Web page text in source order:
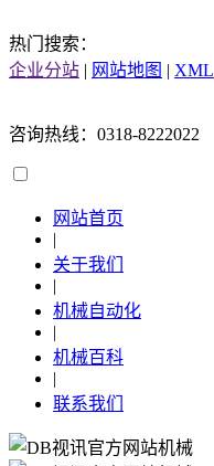
热门搜索：
企业分站 | 网站地图 | XML
咨询热线：0318-8222022
网站首页
|
关于我们
|
机械自动化
|
机械百科
|
联系我们